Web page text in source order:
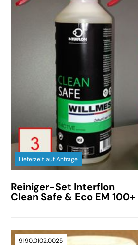
Lieferzeit auf Anfrage
Reiniger-Set Interflon
Clean Safe & Eco EM 100+
9190.0102.0025